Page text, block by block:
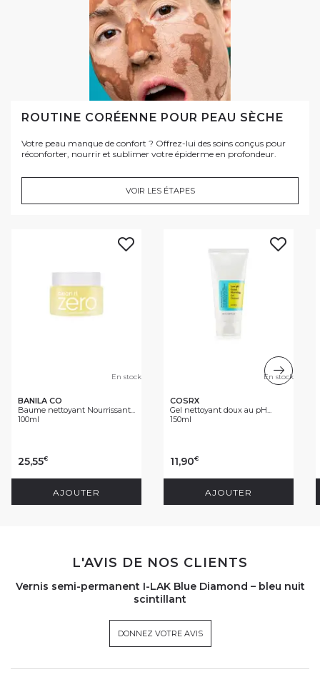
ROUTINE CORÉENNE POUR PEAU SÈCHE
Votre peau manque de confort ? Offrez-lui des soins conçus pour
réconforter, nourrir et sublimer votre épiderme en profondeur.
VOIR LES ÉTAPES
En stock
BANILA CO
Baume nettoyant Nourrissant...
100ml
25,55€
AJOUTER
En stock
COSRX
Gel nettoyant doux au pH...
150ml
11,90€
AJOUTER
L'AVIS DE NOS CLIENTS
Vernis semi-permanent I-LAK Blue Diamond – bleu nuit
scintillant
DONNEZ VOTRE AVIS